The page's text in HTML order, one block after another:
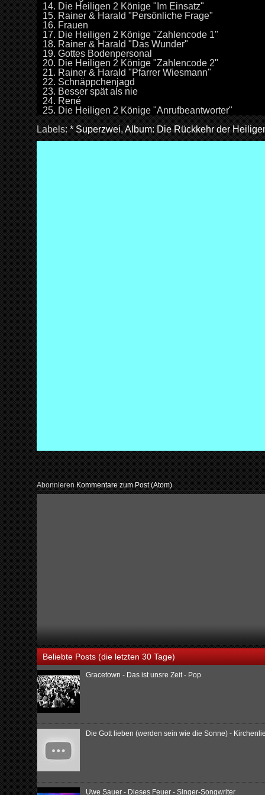
14. Die Heiligen 2 Könige "Im Einsatz"
15. Rainer & Harald "Persönliche Frage"
16. Frauen
17. Die Heiligen 2 Könige "Zahlencode 1"
18. Rainer & Harald "Das Wunder"
19. Gottes Bodenpersonal
20. Die Heiligen 2 Könige "Zahlencode 2"
21. Rainer & Harald "Pfarrer Wiesmann"
22. Schnäppchenjagd
23. Besser spät als nie
24. René
25. Die Heiligen 2 Könige "Anrufbeantworter"
Labels:* Superzwei,Album: Die Rückkehr der
AbonnierenKommentare zum Post (Atom)
Beliebte Posts (die letzten 30 Tage)
Gracetown - Das ist unsre Zeit - Pop
Die Gott lieben (werden sein wie die Sonne) -
Uwe Sauer - Dieses Feuer - Singer-Songwriter